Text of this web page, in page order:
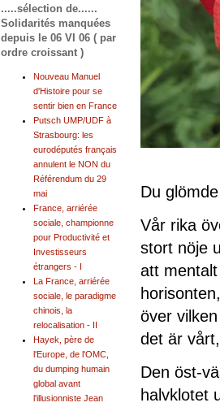
Du
Vår rika
stort nöje
att
horisonten,
över
det är
Den öst-
halvklotet
.....sélection de......
Solidarités manquées
depuis le 06 VI 06 ( par
ordre croissant )
Nouveau Manuel
d'Histoire pour se
sentir bien en France
Putsch UMP/UDF à
Strasbourg: les
eurodéputés français
annulent le NON du
Référendum du 29
mai
France, arriérée
sociale, championne
pour Productivité et
Investisseurs
étrangers - I
La France, arriérée
sociale, le paradigme
chinois, la
relocalisation - II
Hayek, père de
l'Europe, de l'OMC,
du dumping humain
global avant
l'illusionniste Jean